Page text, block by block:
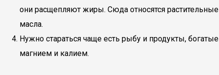
они расщепляют жиры. Сюда относятся растительные
масла.
Нужно стараться чаще есть рыбу и продукты, богатые
магнием и калием.